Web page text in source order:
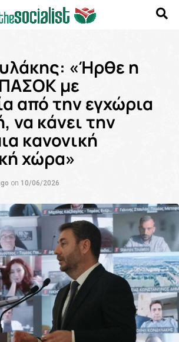
«Ήρθε η
με
από την εγχώρια
να κάνει την
κανονική
χώρα»
on 10/06/2026